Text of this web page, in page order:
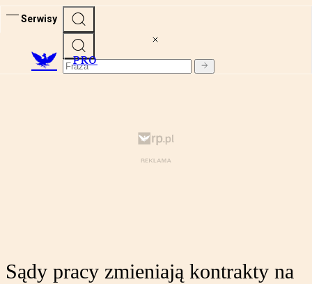
Serwisy
PRO
Sądy pracy zmieniają kontrakty na